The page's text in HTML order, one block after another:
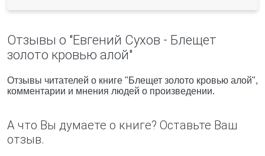
Отзывы о "Евгений Сухов - Блещет
золото кровью алой"
Отзывы читателей о книге "Блещет золото кровью алой",
комментарии и мнения людей о произведении.
А что Вы думаете о книге? Оставьте Ваш
отзыв.